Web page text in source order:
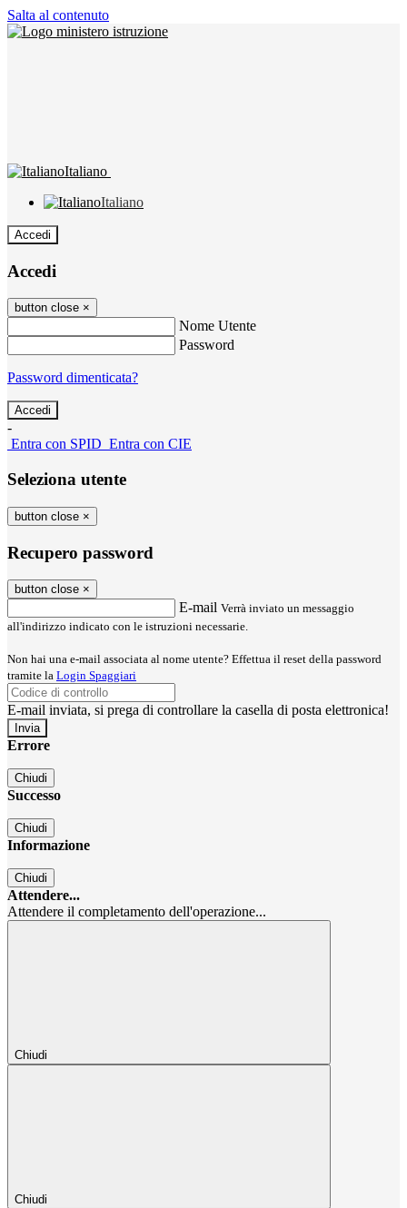
Salta al contenuto
Italiano
Italiano
Accedi
Accedi
button close ×
Nome Utente
Password
Password dimenticata?
-
Entra con SPID Entra con CIE
Seleziona utente
button close ×
Recupero password
button close ×
E-mail Verrà inviato un messaggio
all'indirizzo indicato con le istruzioni necessarie.
Non hai una e-mail associata al nome utente? Effettua il reset della password
tramite la Login Spaggiari
E-mail inviata, si prega di controllare la casella di posta elettronica!
Errore
Chiudi
Successo
Chiudi
Informazione
Chiudi
Attendere...
Attendere il completamento dell'operazione...
Chiudi
Chiudi